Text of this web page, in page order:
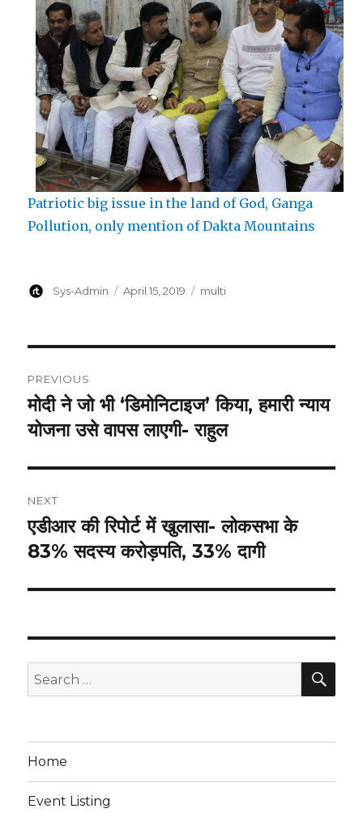
Patriotic big issue in the land of God, Ganga
Pollution, only mention of Dakta Mountains
Author
Sys-Admin
Posted
April 15, 2019 Categories
multi
navigation
PREVIOUS
Previous
post:
मोदी ने जो भी ‘डिमोनिटाइज’ किया, हमारी न्याय
योजना उसे वापस लाएगी- राहुल
NEXT
Next
post:
एडीआर की रिपोर्ट में खुलासा- लोकसभा के
83% सदस्य करोड़पति, 33% दागी
Search
for:
Home
Event Listing